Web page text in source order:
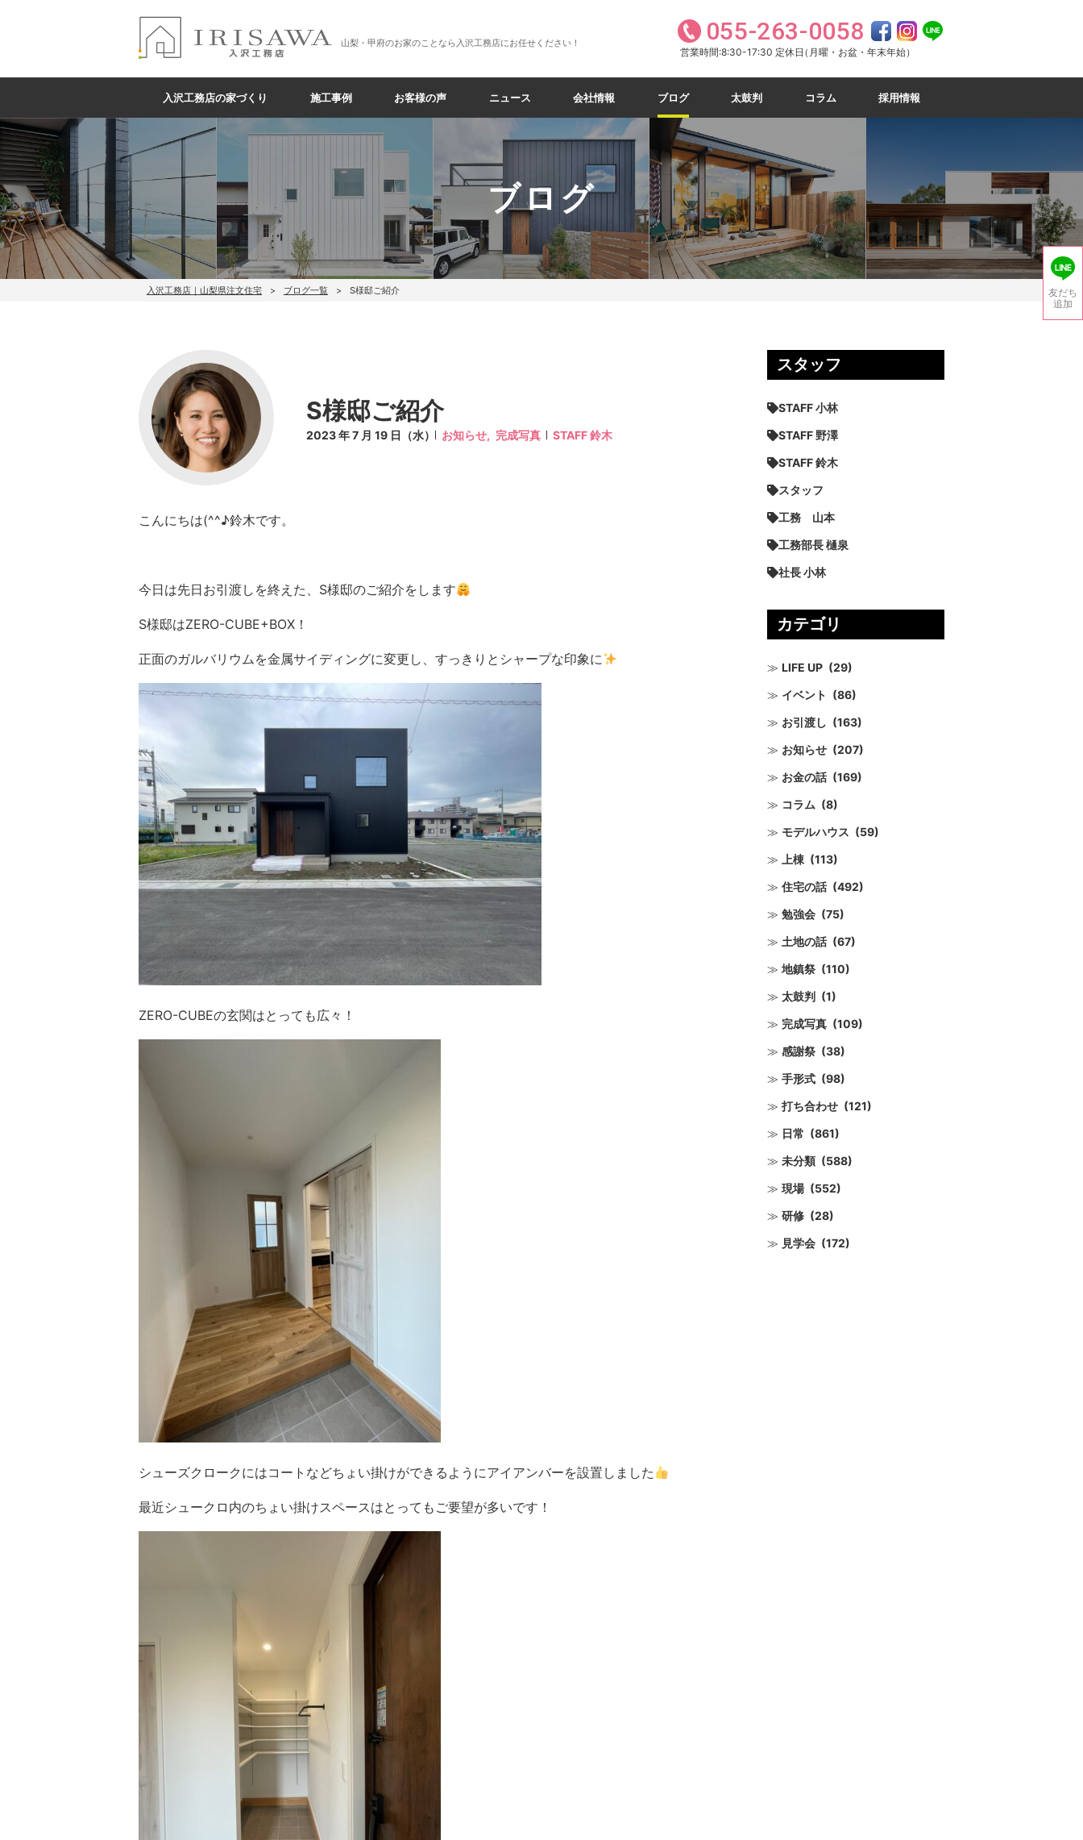
山梨・甲府のお家のことなら入沢工務店にお任せください！ 055-263-0058
営業時間:8:30-17:30 定休日（月曜・お盆・年末年始）
入沢工務店の家づくり 施工事例 お客様の声 ニュース 会社情報 ブログ 太鼓判 コラム 採用情報
ブログ
入沢工務店｜山梨県注文住宅 ブログ一覧 S様邸ご紹介
S様邸ご紹介
2023 年 7 月 19 日（水） お知らせ, 完成写真 STAFF 鈴木
こんにちは(^^♪鈴木です。
今日は先日お引渡しを終えた、S様邸のご紹介をします
S様邸はZERO-CUBE+BOX！
正面のガルバリウムを金属サイディングに変更し、すっきりとシャープな印象に
ZERO-CUBEの玄関はとっても広々！
シューズクロークにはコートなどちょい掛けができるようにアイアンバーを設置しました
最近シュークロ内のちょい掛けスペースはとってもご要望が多いです！
スタッフ
STAFF 小林
STAFF 野澤
STAFF 鈴木
スタッフ
工務 山本
工務部長 樋泉
社長 小林
カテゴリ
LIFE UP (29)
イベント (86)
お引渡し (163)
お知らせ (207)
お金の話 (169)
コラム (8)
モデルハウス (59)
上棟 (113)
住宅の話 (492)
勉強会 (75)
土地の話 (67)
地鎮祭 (110)
太鼓判 (1)
完成写真 (109)
感謝祭 (38)
手形式 (98)
打ち合わせ (121)
日常 (861)
未分類 (588)
現場 (552)
研修 (28)
見学会 (172)
友だち
追加